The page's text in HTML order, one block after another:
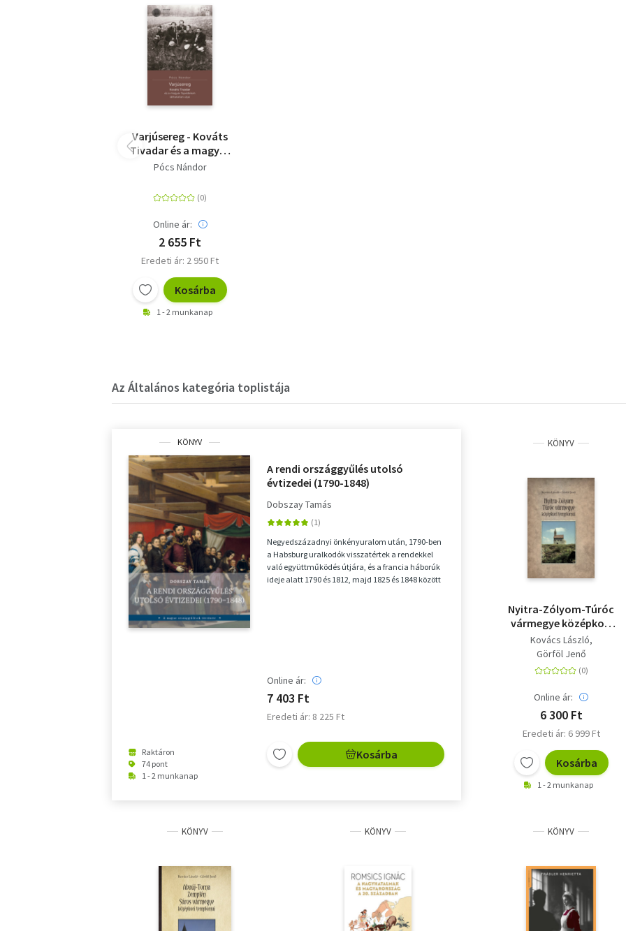
Varjúsereg - Kováts
Tivadar és a magyar
fajvédelem
Pócs Nándor
Online ár:
2 655 Ft
Eredeti ár: 2 950 Ft
Kosárba
1 - 2 munkanap
Az Általános kategória toplistája
KÖNYV
Raktáron
74 pont
1 - 2 munkanap
A rendi országgyűlés utolsó
évtizedei (1790-1848)
Dobszay Tamás
Negyedszázadnyi önkényuralom után, 1790-ben
a Habsburg uralkodók visszatértek a rendekkel
való együttműködés útjára, és a francia háborúk
ideje alatt 1790 és 1812, majd 1825 és 1848 között
Online ár:
7 403 Ft
Eredeti ár: 8 225 Ft
Kosárba
KÖNYV
Nyitra-Zólyom-Túróc
vármegye középkori
templomai
Kovács László
Görföl Jenő
Online ár:
6 300 Ft
Eredeti ár: 6 999 Ft
Kosárba
1 - 2 munkanap
KÖNYV KÖNYV KÖNYV